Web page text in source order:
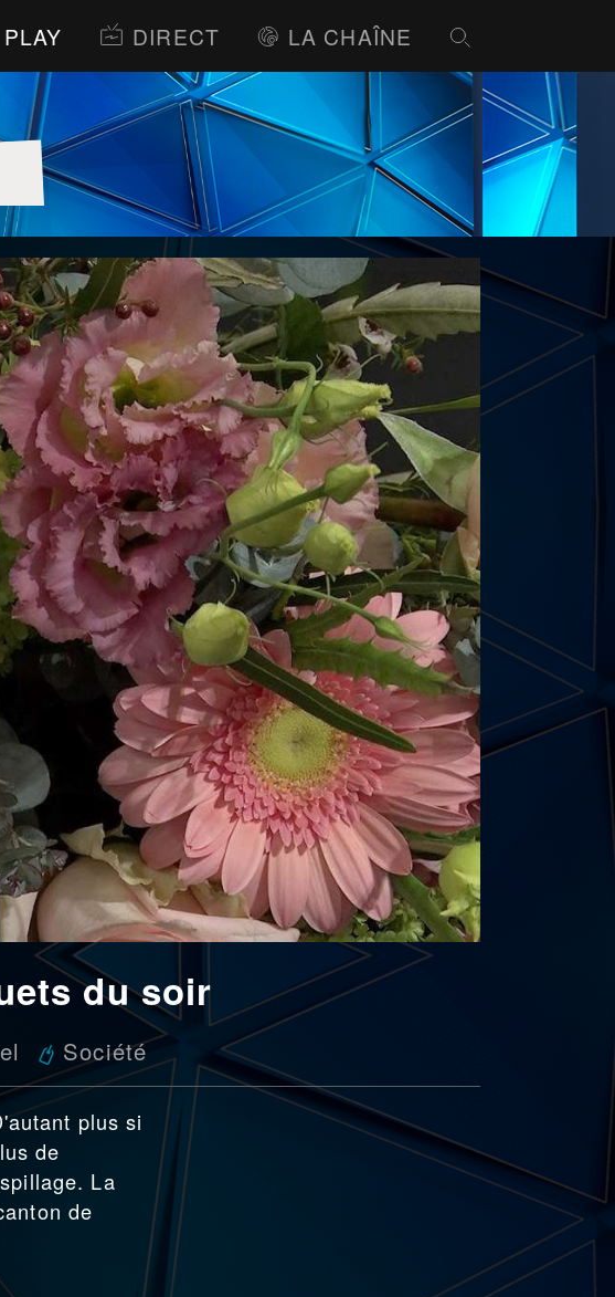
PLAY DIRECT LA CHAÎNE
du soir
Société
plus si
de
La
de